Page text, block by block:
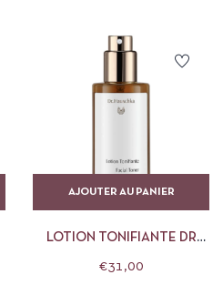
AJOUTER AU PANIER
LOTION TONIFIANTE DR
€31,00